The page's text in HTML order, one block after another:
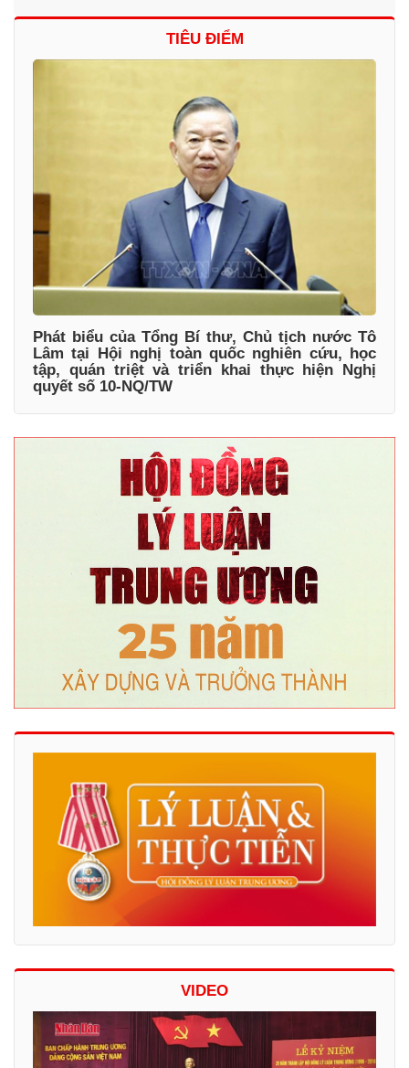
TIÊU ĐIỂM
Phát biểu của Tổng Bí thư, Chủ tịch nước Tô
Lâm tại Hội nghị toàn quốc nghiên cứu, học
tập, quán triệt và triển khai thực hiện Nghị
quyết số 10-NQ/TW
VIDEO